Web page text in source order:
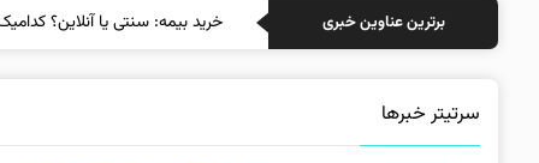
برترین عناوین خبری خر
سرتیتر خبرها